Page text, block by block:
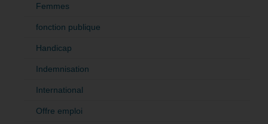
Femmes
fonction publique
Handicap
Indemnisation
International
Offre emploi